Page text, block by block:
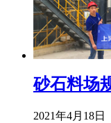
砂石料场
2021年4月18